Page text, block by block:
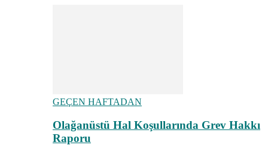
GEÇEN HAFTADAN
Olağanüstü Hal Koşullarında Grev Hakkı
Raporu